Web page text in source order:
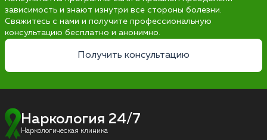
зависимость и знают изнутри все стороны болезни.
Свяжитесь с нами и получите профессиональную
консультацию бесплатно и анонимно.
Получить консультацию
Наркология 24/7
Наркологическая клиника